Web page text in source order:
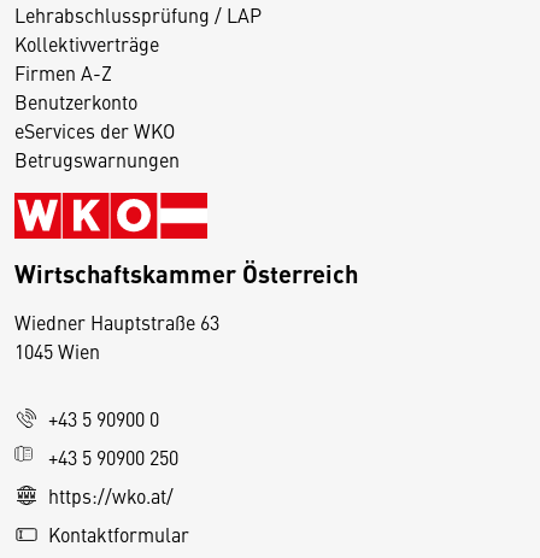
Lehrabschlussprüfung / LAP
Kollektivverträge
Firmen A-Z
Benutzerkonto
eServices der WKO
Betrugswarnungen
Wirtschaftskammer Österreich
Wiedner Hauptstraße 63
1045 Wien
+43 5 90900 0
+43 5 90900 250
https://wko.at/
Kontaktformular
D
s
e
S
e